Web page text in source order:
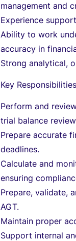
management and
Experience
Ability to work
accuracy in
Strong analytical,
Key Responsibilities
Perform and
trial balance
Prepare accurate
deadlines.
Calculate and
ensuring
Prepare, validate,
AGT.
Maintain proper
Support internal